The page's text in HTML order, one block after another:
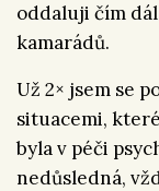
oddaluji čím dál
kamarádů.
Už 2× jsem se
situacemi,
byla v péči
nedůsledná,